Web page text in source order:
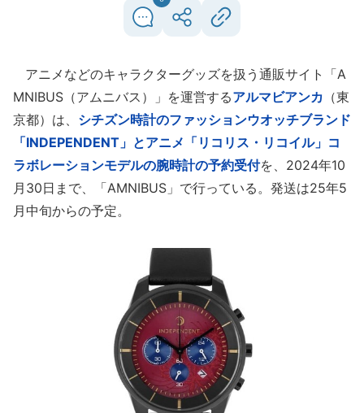
アニメなどのキャラクターグッズを扱う通販サイト「A
MNIBUS（アムニバス）」を運営するアルマビアンカ （東
京都）は、 シチズン時計のファッションウオッチブランド
「INDEPENDENT」とアニメ「リコリス・リコイル」コ
ラボレーションモデルの腕時計の予約受付を、2024年10
月30日まで、「AMNIBUS」で行っている。発送は25年5
月中旬からの予定。